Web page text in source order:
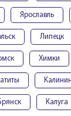
Ярославль
Липецк
Химки
Калуга